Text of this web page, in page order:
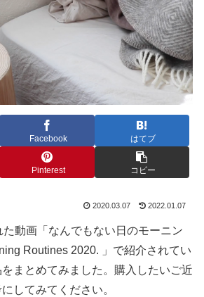
Facebook はてブ
Pinterest コピー
2020.03.07 2022.01.07
動画「なんでもない日のモーニン
Routines 2020. 」で紹介されてい
まとめてみました。購入したいご近
してみてください。